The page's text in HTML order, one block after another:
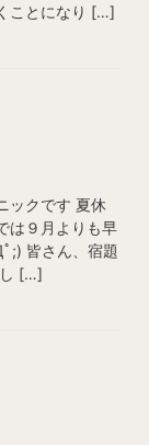
ことになり […]
ックです 夏休
は９月よりも早
;) 皆さん、宿題
し […]